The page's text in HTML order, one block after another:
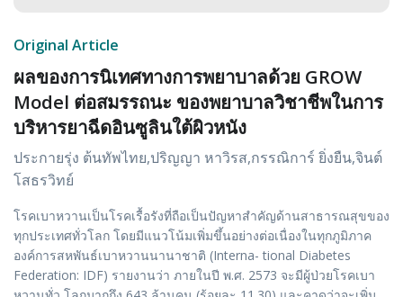
Original Article
ผลของการนิเทศทางการพยาบาลด้วย GROW
Model ต่อสมรรถนะ ของพยาบาลวิชาชีพในการ
บริหารยาฉีดอินซูลินใต้ผิวหนัง
ประกายรุ่ง ต้นทัพไทย,ปริญญา หาวิรส,กรรณิการ์ ยิ่งยืน,จินต์
โสธรวิทย์
โรคเบาหวานเป็นโรคเรื้อรังที่ถือเป็นปัญหาสำคัญด้านสาธารณสุขของ
ทุกประเทศทั่วโลก โดยมีแนวโน้มเพิ่มขึ้นอย่างต่อเนื่องในทุกภูมิภาค
องค์การสหพันธ์เบาหวานนานาชาติ (Interna- tional Diabetes
Federation: IDF) รายงานว่า ภายในปี พ.ศ. 2573 จะมีผู้ป่วยโรคเบา